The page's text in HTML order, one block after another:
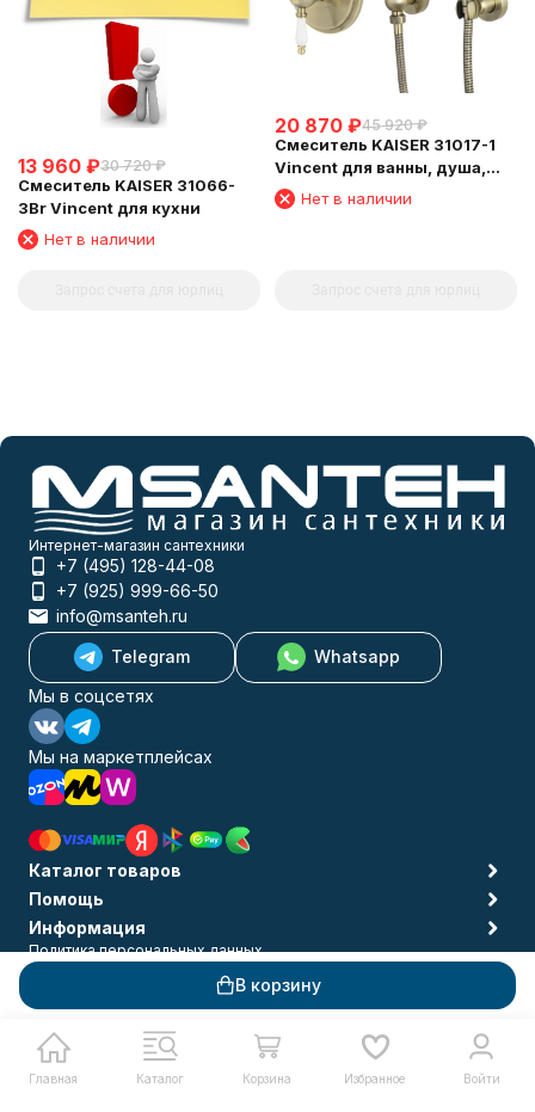
В корзину
13 960 ₽30 720 ₽
Смеситель KAISER 31066-
3Br Vincent для кухни
Нет в наличии
20 870 ₽45 920 ₽
Смеситель KAISER 31017-1
Vincent для ванны, душа,
биде, Бронза
Нет в наличии
Главная Каталог Корзина Избранное Войти
Интернет-магазин сантехники
+7 (495) 128-44-08
+7 (925) 999-66-50
info@msanteh.ru
Telegram
Whatsapp
Мы в соцсетях
Мы на маркетплейсах
Каталог товаров
Помощь
Информация
Политика персональных данных
© 2009-2026 MSANTEH